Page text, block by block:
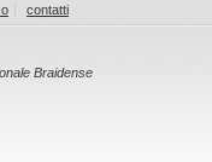
contatti
Braidense